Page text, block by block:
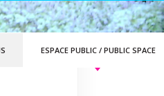
ESPACE PUBLIC/ PUBLIC SPACE